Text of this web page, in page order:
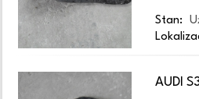
Stan:
AUDI